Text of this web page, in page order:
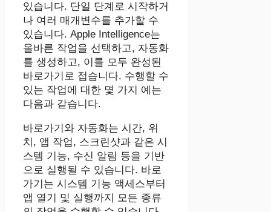
있습니다. 단일 단계로 시작하거
나 여러 매개변수를 추가할 수
있습니다. ‌Apple Intelligence‌는
올바른 작업을 선택하고, 자동화
를 생성하고, 이를 모두 완성된
바로가기로 접습니다. 수행할 수
있는 작업에 대한 몇 가지 예는
다음과 같습니다.
바로가기와 자동화는 시간, 위
치, 앱 작업, 스크린샷과 같은 시
스템 기능, 수신 알림 등을 기반
으로 실행될 수 있습니다. 바로
가기는 시스템 기능 액세스부터
앱 열기 및 실행까지 모든 종류